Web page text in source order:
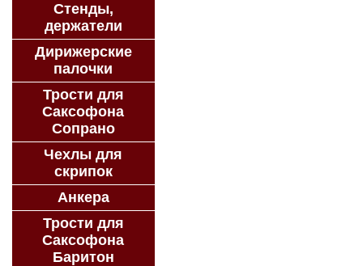
Стенды,
держатели
Дирижерские
палочки
Трости для
Саксофона
Сопрано
Чехлы для
скрипок
Анкера
Трости для
Саксофона
Баритон